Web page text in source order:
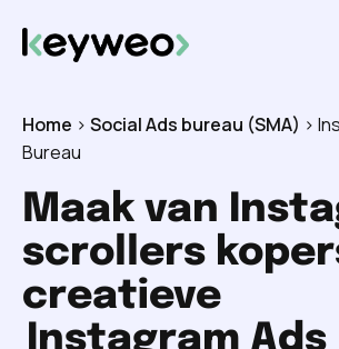
Home > Social Ads bureau (SMA) >
Bureau
Maak van
scrollers
creatieve
Instagram Ads